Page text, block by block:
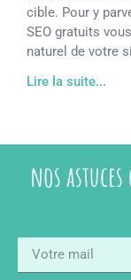
cible. Pour y
SEO gratuits
naturel de votre
Lire la suite...
nos